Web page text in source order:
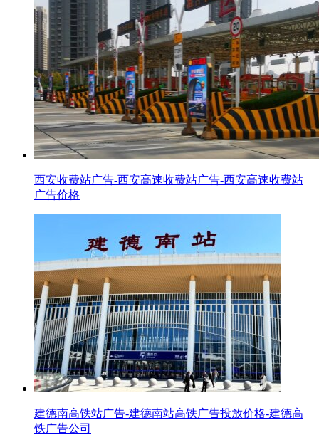
西安收费站广告-西安高速收费站广告-西安高速收费站
广告价格
建德南高铁站广告-建德南站高铁广告投放价格-建德高
铁广告公司